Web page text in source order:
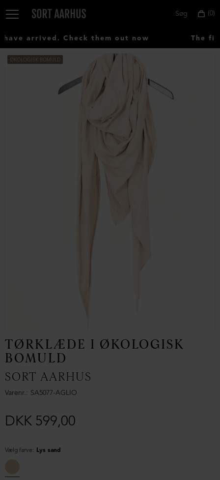
0
Søg
arrived. Check them out now The
ØKOLOGISK BOMULD
TØRKLÆDE I ØKOLOGISK
BOMULD
SORT AARHUS
Varenr. SA5077-AGLIO
DKK 599,00
Vælg farve: Lys sand